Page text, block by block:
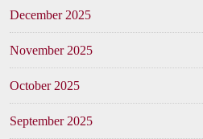
December 2025
November 2025
October 2025
September 2025